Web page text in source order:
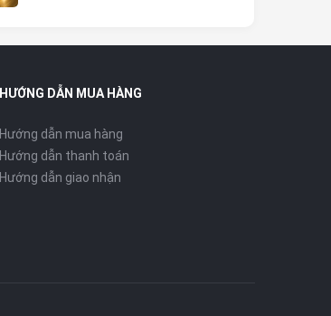
HƯỚNG DẪN MUA HÀNG
Hướng dẫn mua hàng
Hướng dẫn thanh toán
Hướng dẫn giao nhận